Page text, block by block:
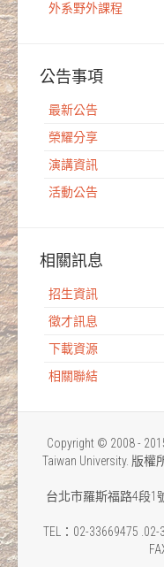
外系野外課程
公告事項
最新公告
榮耀分享
演講資訊
活動公告
相關訊息
招生資訊
徵才訊息
下載資源
相關聯結
Copyright © 2008 -
Taiwan University. 版
台北市羅斯福路4段1號
TEL：02-33669475